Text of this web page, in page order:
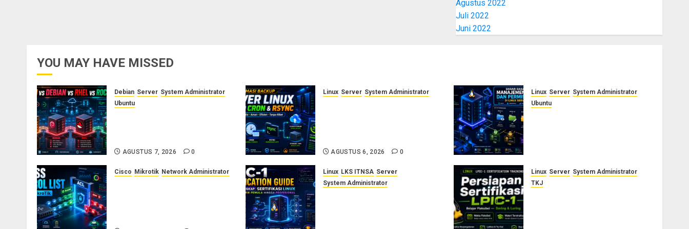
Agustus 2022
Juli 2022
Juni 2022
YOU MAY HAVE MISSED
Debian Server System Administrator
Ubuntu
AGUSTUS 7, 2026 0
Linux Server System Administrator
AGUSTUS 6, 2026 0
Linux Server System Administrator
Ubuntu
Cisco Mikrotik Network Administrator Linux LKS ITNSA Server
System Administrator
Linux Server System Administrator
TKJ